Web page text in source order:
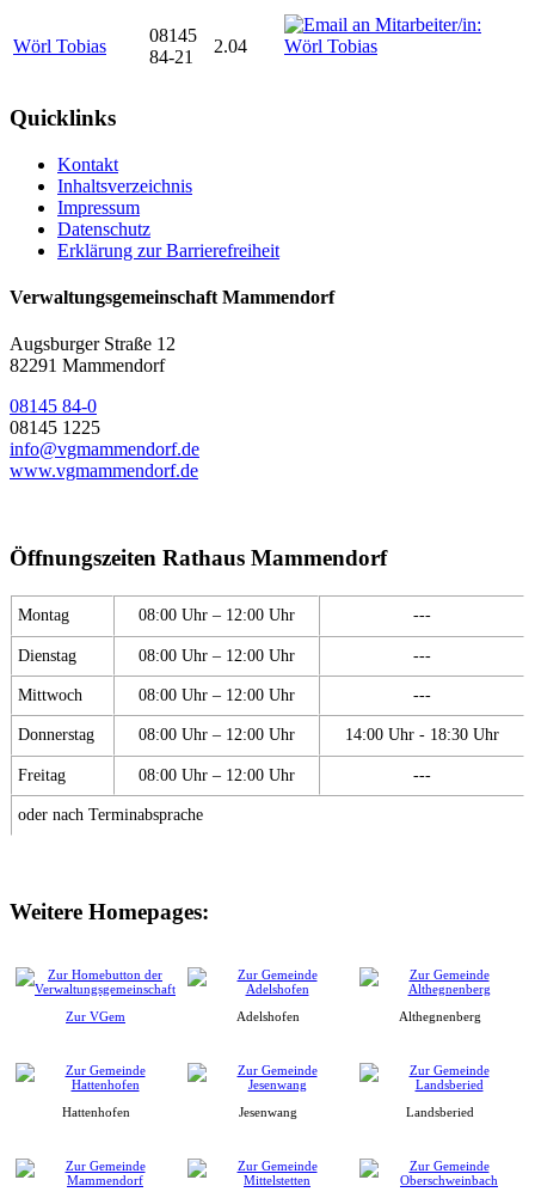
Wörl Tobias
08145
84-21
2.04
Quicklinks
Kontakt
Inhaltsverzeichnis
Impressum
Datenschutz
Erklärung zur Barrierefreiheit
Verwaltungsgemeinschaft Mammendorf
Augsburger Straße 12
82291 Mammendorf
08145 84-0
08145 1225
info@vgmammendorf.de
www.vgmammendorf.de
Öffnungszeiten Rathaus Mammendorf
Montag 08:00 Uhr – 12:00 Uhr ---
Dienstag 08:00 Uhr – 12:00 Uhr ---
Mittwoch 08:00 Uhr – 12:00 Uhr ---
Donnerstag 08:00 Uhr – 12:00 Uhr 14:00 Uhr - 18:30 Uhr
Freitag 08:00 Uhr – 12:00 Uhr ---
oder nach Terminabsprache
Weitere Homepages:
Zur VGem Adelshofen Althegnenberg
Hattenhofen Jesenwang Landsberied